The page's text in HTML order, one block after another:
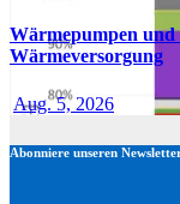
Wärmepumpen
Wärmeversorgung
Aug. 5, 2026
Abonniere unseren